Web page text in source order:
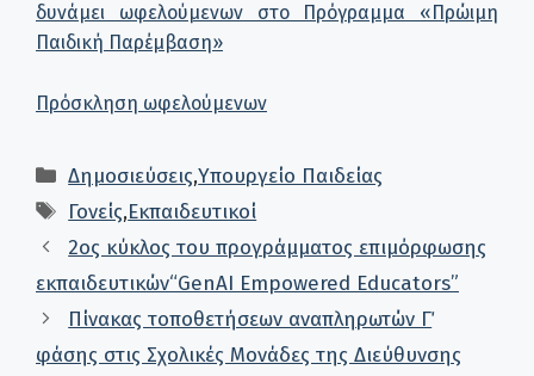
δυνάμει ωφελούμενων στο Πρόγραμμα «Πρώιμη
Παιδική Παρέμβαση»
Πρόσκληση ωφελούμενων
Κατηγορίες
Δημοσιεύσεις,Υπουργείο Παιδείας
Ετικέτες
Γονείς,Εκπαιδευτικοί
2ος κύκλος του προγράμματος επιμόρφωσης
εκπαιδευτικών“GenAI Empowered Educators”
Πίνακας τοποθετήσεων αναπληρωτών Γ΄
φάσης στις Σχολικές Μονάδες της Διεύθυνσης